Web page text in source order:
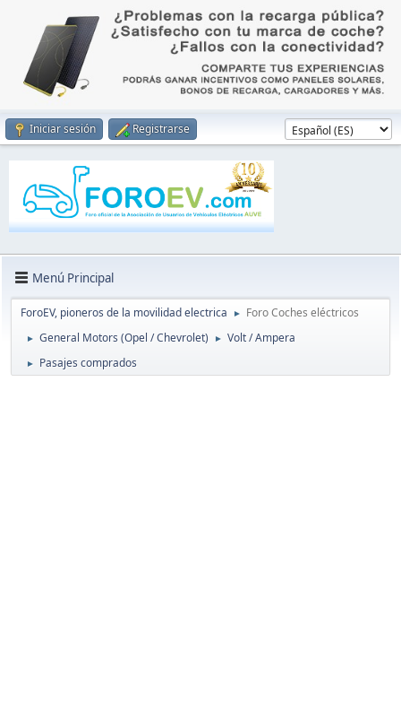
Iniciar sesión Registrarse
Menú Principal
ForoEV, pioneros de la movilidad electrica ► Foro Coches eléctricos
► General Motors (Opel / Chevrolet) ► Volt / Ampera
► Pasajes comprados